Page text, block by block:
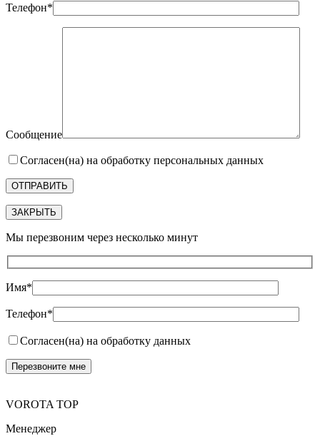
Телефон*
Сообщение
Согласен(на) на обработку персональных данных
ЗАКРЫТЬ
Мы перезвоним через несколько минут
Имя*
Телефон*
Согласен(на) на обработку данных
VOROTA TOP
Менеджер